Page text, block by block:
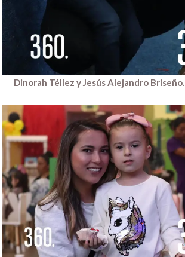
Dinorah Téllez y Jesús Alejandro Briseño.